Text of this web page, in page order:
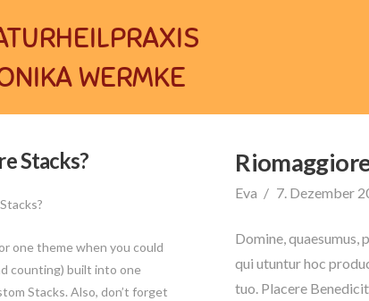
WERMKE
Eva 7. Dezember
Domine, quaesumus,
qui utuntur hoc
tuo. Placere
Stacks?
one theme when you could
counting) built into one
Stacks. Also, don’t forget